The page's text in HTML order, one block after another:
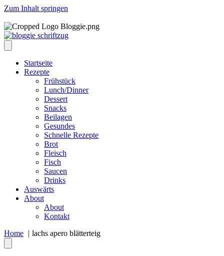
Zum Inhalt springen
Startseite
Rezepte
Frühstück
Lunch/Dinner
Dessert
Snacks
Beilagen
Gesundes
Schnelle Rezepte
Brot
Fleisch
Fisch
Saucen
Drinks
Auswärts
About
About
Kontakt
Home
lachs apero blätterteig